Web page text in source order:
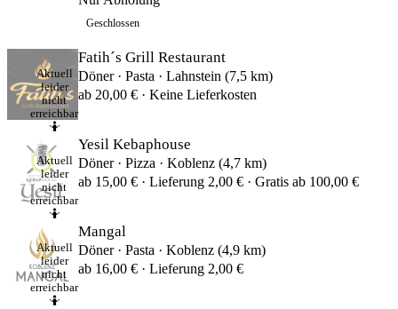
Geschlossen
Fatih´s Grill Restaurant
Döner · Pasta · Lahnstein (7,5 km)
ab 20,00 € · Keine Lieferkosten
Aktuell
leider
nicht
erreichbar
🤷
Yesil Kebaphouse
Döner · Pizza · Koblenz (4,7 km)
ab 15,00 € · Lieferung 2,00 € · Gratis ab 100,00 €
Aktuell
leider
nicht
erreichbar
🤷
Mangal
Döner · Pasta · Koblenz (4,9 km)
ab 16,00 € · Lieferung 2,00 €
Aktuell
leider
nicht
erreichbar
🤷